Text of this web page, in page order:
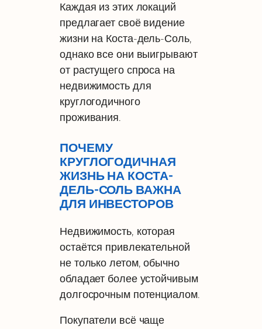
Каждая из этих локаций
предлагает своё видение
жизни на Коста-дель-Соль,
однако все они выигрывают
от растущего спроса на
недвижимость для
круглогодичного
проживания.
ПОЧЕМУ
КРУГЛОГОДИЧНАЯ
ЖИЗНЬ НА КОСТА-
ДЕЛЬ-СОЛЬ ВАЖНА
ДЛЯ ИНВЕСТОРОВ
Недвижимость, которая
остаётся привлекательной
не только летом, обычно
обладает более устойчивым
долгосрочным потенциалом.
Покупатели всё чаще